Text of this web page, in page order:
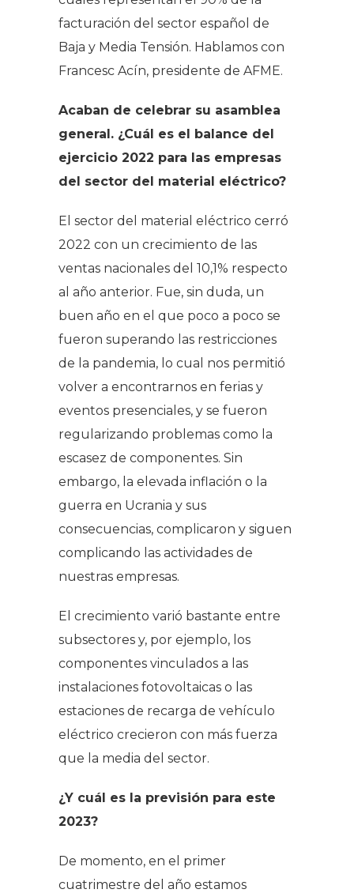
facturación del sector español de
Baja y Media Tensión. Hablamos con
Francesc Acín, presidente de AFME.
Acaban de celebrar su asamblea
general. ¿Cuál es el balance del
ejercicio 2022 para las empresas
del sector del material eléctrico?
El sector del material eléctrico cerró
2022 con un crecimiento de las
ventas nacionales del 10,1% respecto
al año anterior. Fue, sin duda, un
buen año en el que poco a poco se
fueron superando las restricciones
de la pandemia, lo cual nos permitió
volver a encontrarnos en ferias y
eventos presenciales, y se fueron
regularizando problemas como la
escasez de componentes. Sin
embargo, la elevada inflación o la
guerra en Ucrania y sus
consecuencias, complicaron y siguen
complicando las actividades de
nuestras empresas.
El crecimiento varió bastante entre
subsectores y, por ejemplo, los
componentes vinculados a las
instalaciones fotovoltaicas o las
estaciones de recarga de vehículo
eléctrico crecieron con más fuerza
que la media del sector.
¿Y cuál es la previsión para este
2023?
De momento, en el primer
cuatrimestre del año estamos